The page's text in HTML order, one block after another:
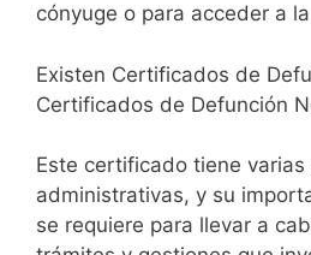
cónyuge o para acceder a
Existen Certificados de
Certificados de Defunción
Este certificado tiene
administrativas, y su
se requiere para llevar a